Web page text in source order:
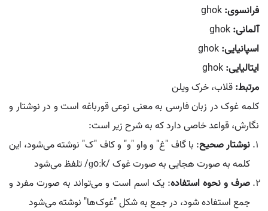
فرانسوی:ghok
آلمانی:ghok
اسپانیایی:ghok
ایتالیایی:ghok
مرتبط:قلاب، خرک ویلن
کلمه غوک در زبان فارسی به معنی نوعی قورباغه است و در نوشتار و
نگارش، قواعد خاصی دارد که به شرح زیر است:
نوشتار صحیح: با گاف "غ" و واو "و" و کاف "ک" نوشته می‌شود، این
کلمه به صورت هجایی به صورت غوک /ɡoːk/ تلفظ می‌شود
صرف و نحوه استفاده: یک اسم است و می‌تواند به صورت مفرد و
جمع استفاده شود، در جمع به شکل "غوک‌ها" نوشته می‌شود